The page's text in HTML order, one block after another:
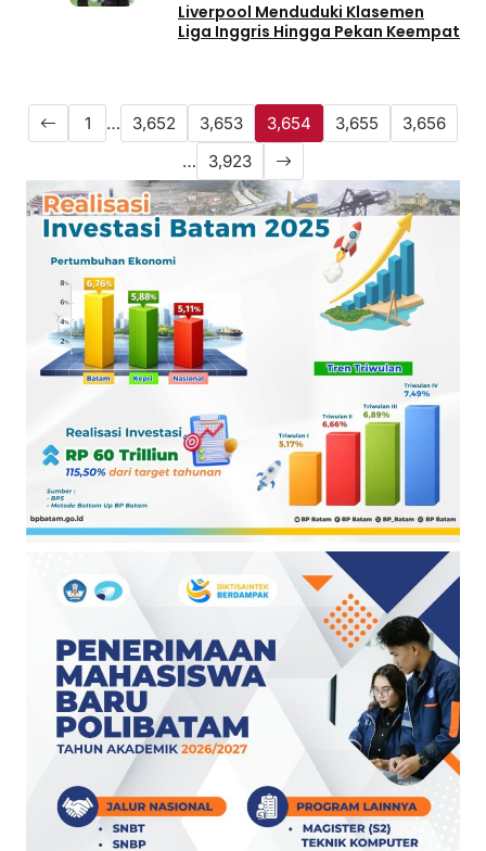
Liverpool Menduduki Klasemen
Liga Inggris Hingga Pekan Keempat
1 … 3,652 3,653 3,654 3,655
3,656
…
3,923